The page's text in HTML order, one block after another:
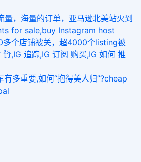
量，海量的订单，亚马逊北美站火到
for sale,buy Instagram host
多个店铺被关，超4000个listing被
,IG 追踪,IG 订阅 购买,IG 如何 推
有多重要,如何“抱得美人归”?cheap